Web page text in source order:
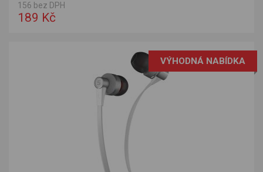
156 bez DPH
189 Kč
VÝHODNÁ NABÍDKA